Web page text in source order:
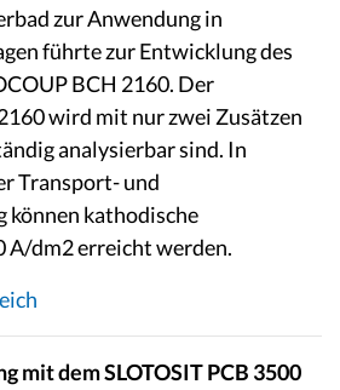
zur Anwendung in
führte zur Entwicklung des
BCH 2160. Der
wird mit nur zwei Zusätzen
analysierbar sind. In
Transport- und
können kathodische
A/dm2 erreicht werden.
mit dem SLOTOSIT PCB 3500